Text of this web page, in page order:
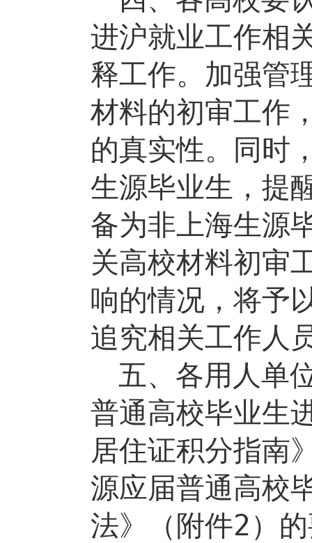
进沪就业工作相
释工作。加强管
材料的初审工作
的真实性。同时
生源毕业生，提
备为非上海生源
关高校材料初审
响的情况，将予
追究相关工作人
五、各用人单
普通高校毕业生
居住证积分指南
源应届普通高校
法》（附件2）